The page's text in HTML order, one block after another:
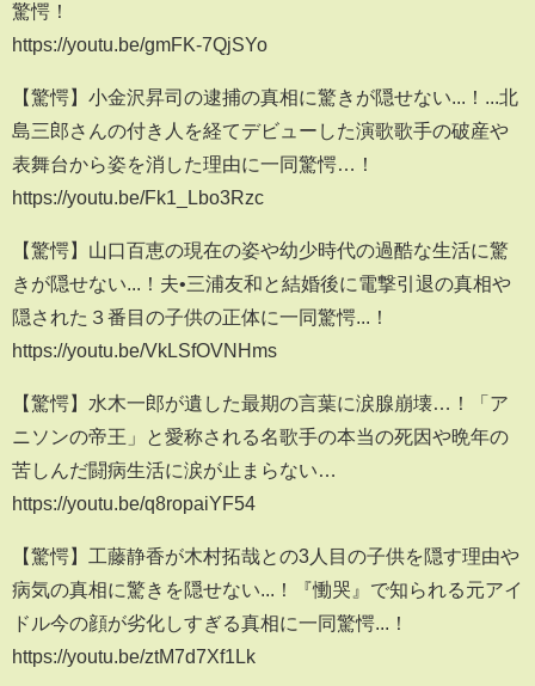
驚愕！
https://youtu.be/gmFK-7QjSYo
【驚愕】小金沢昇司の逮捕の真相に驚きが隠せない...！...北
島三郎さんの付き人を経てデビューした演歌歌手の破産や
表舞台から姿を消した理由に一同驚愕…！
https://youtu.be/Fk1_Lbo3Rzc
【驚愕】山口百恵の現在の姿や幼少時代の過酷な生活に驚
きが隠せない...！夫•三浦友和と結婚後に電撃引退の真相や
隠された３番目の子供の正体に一同驚愕...！
https://youtu.be/VkLSfOVNHms
【驚愕】水木一郎が遺した最期の言葉に涙腺崩壊…！「ア
ニソンの帝王」と愛称される名歌手の本当の死因や晩年の
苦しんだ闘病生活に涙が止まらない…
https://youtu.be/q8ropaiYF54
【驚愕】工藤静香が木村拓哉との3人目の子供を隠す理由や
病気の真相に驚きを隠せない...！『慟哭』で知られる元アイ
ドル今の顔が劣化しすぎる真相に一同驚愕...！
https://youtu.be/ztM7d7Xf1Lk